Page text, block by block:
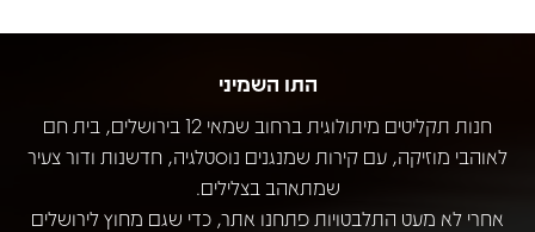
התו השמיני
חנות תקליטים מיתולוגית ברחוב שמאי 12 בירושלים, בית חם
לאוהבי מוזיקה, עם קירות שמנגנים נוסטלגיה, חדשנות ודור צעיר
שמתאהב בצלילים.
אחרי לא מעט התלבטויות פתחנו אתר, כדי שגם מחוץ לירושלים